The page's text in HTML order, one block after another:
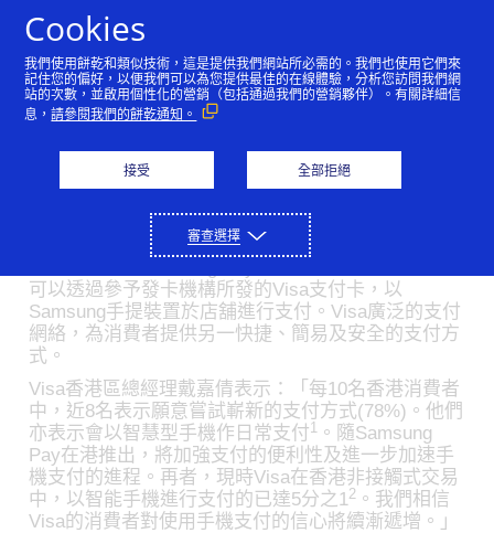
Visa 支持 Samsung Pay
在香港推出
可以透過參予發卡機構所發的Visa支付卡，以
Samsung手提裝置於店舖進行支付。Visa廣泛的支付
網絡，為消費者提供另一快捷、簡易及安全的支付方
式。
Visa香港區總經理戴嘉倩表示：「每10名香港消費者
中，近8名表示願意嘗試嶄新的支付方式(78%)。他們
亦表示會以智慧型手機作日常支付1 。隨Samsung
Pay在港推出，將加強支付的便利性及進一步加速手
機支付的進程。再者，現時Visa在香港非接觸式交易
中，以智能手機進行支付的已達5分之12 。我們相信
Visa的消費者對使用手機支付的信心將續漸遞增。」
Cookies
我們使用餅乾和類似技術，這是提供我們網站所必需的。我們也使用它們來
記住您的偏好，以便我們可以為您提供最佳的在線體驗，分析您訪問我們網
站的次數，並啟用個性化的營銷（包括通過我們的營銷夥伴）。有關詳細信
息，請參閱我們的餅乾通知。
接受 全部拒絕
審查選擇